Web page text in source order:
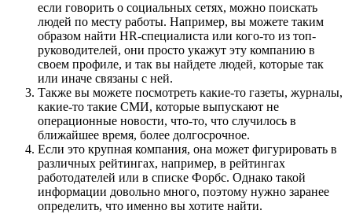
если говорить о социальных сетях, можно поискать
людей по месту работы. Например, вы можете таким
образом найти HR-специалиста или кого-то из топ-
руководителей, они просто укажут эту компанию в
своем профиле, и так вы найдете людей, которые так
или иначе связаны с ней.
Также вы можете посмотреть какие-то газеты, журналы,
какие-то такие СМИ, которые выпускают не
операционные новости, что-то, что случилось в
ближайшее время, более долгосрочное.
Если это крупная компания, она может фигурировать в
различных рейтингах, например, в рейтингах
работодателей или в списке Форбс. Однако такой
информации довольно много, поэтому нужно заранее
определить, что именно вы хотите найти.